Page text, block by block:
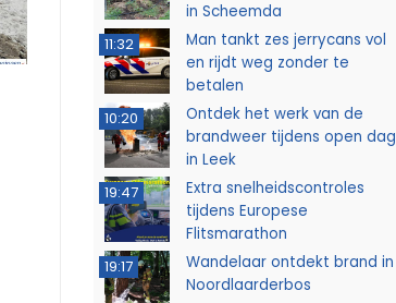
in Scheemda
11:32
Man tankt zes jerrycans vol
en rijdt weg zonder te
betalen
10:20
Ontdek het werk van de
brandweer tijdens open dag
in Leek
19:47
Extra snelheidscontroles
tijdens Europese
Flitsmarathon
19:17
Wandelaar ontdekt brand in
Noordlaarderbos